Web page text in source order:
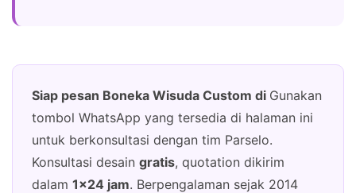
Siap pesan Boneka Wisuda Custom di Gunakan
tombol WhatsApp yang tersedia di halaman ini
untuk berkonsultasi dengan tim Parselo.
Konsultasi desain gratis, quotation dikirim
dalam 1×24 jam. Berpengalaman sejak 2014